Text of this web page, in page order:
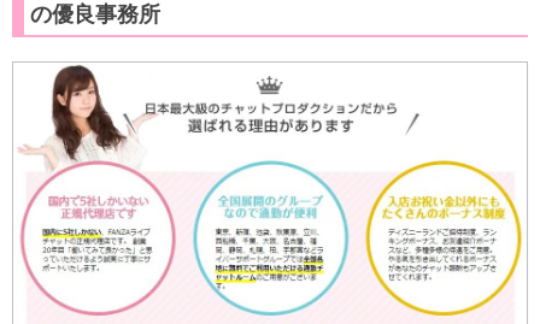
の優良事務所